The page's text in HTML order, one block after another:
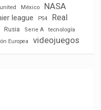
México NASA
league PS4
Real
Rusia Serie A
tecnología
Europea videojuegos